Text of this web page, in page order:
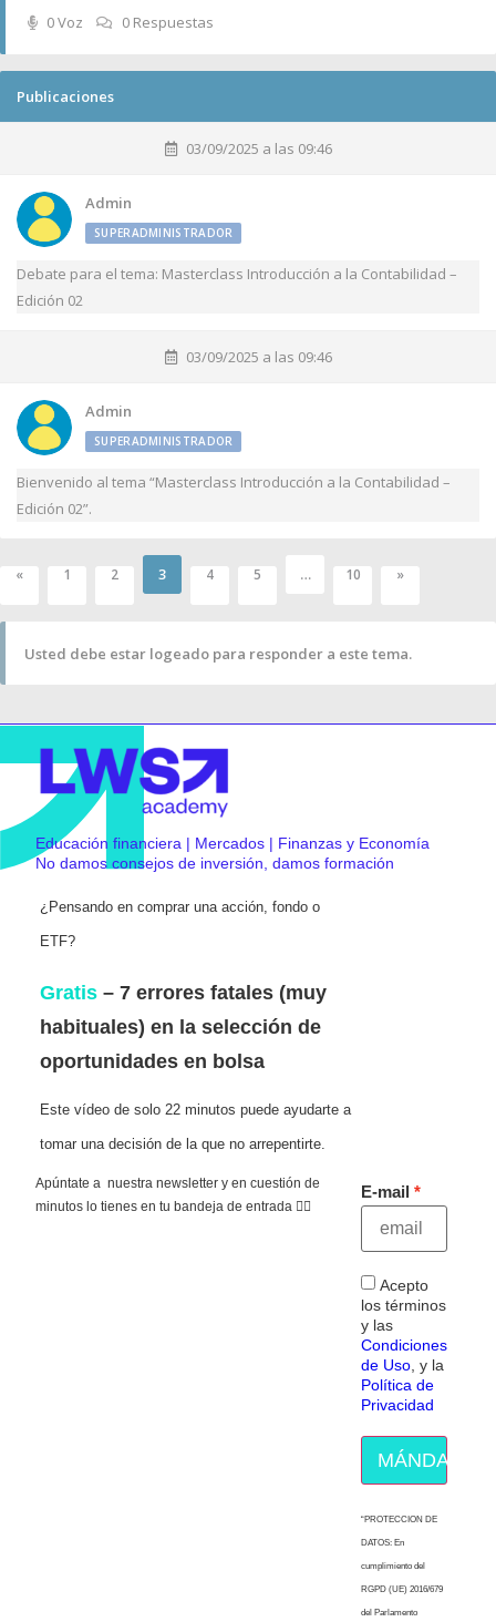
0 Voz
0 Respuestas
Publicaciones
03/09/2025 a las 09:46
Admin
SUPERADMINISTRADOR
Debate para el tema: Masterclass Introducción a la Contabilidad –
Edición 02
03/09/2025 a las 09:46
Admin
SUPERADMINISTRADOR
Bienvenido al tema “Masterclass Introducción a la Contabilidad –
Edición 02”.
« 1 2 3 4 5 … 10 »
Usted debe estar logeado para responder a este tema.
Educación financiera | Mercados | Finanzas y Economía
No damos consejos de inversión, damos formación
¿Pensando en comprar una acción, fondo o
ETF?
Gratis – 7 errores fatales (muy
habituales) en la selección de
oportunidades en bolsa
Este vídeo de solo 22 minutos puede ayudarte a
tomar una decisión de la que no arrepentirte.
Apúntate a nuestra newsletter y en cuestión de
minutos lo tienes en tu bandeja de entrada 👇🏻
E-mail
Acepto
los términos
y las
Condiciones
de Uso , y la
Política de
Privacidad
MÁNDAME
“PROTECCION DE
DATOS: En
cumplimiento del
RGPD (UE) 2016/679
del Parlamento